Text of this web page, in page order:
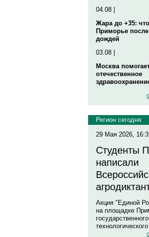
04.08 |
Жара до +35:
Приморье
дождей
03.08 |
Москва
отечественное
Регион сегодня
29 Мая 2026,
Студенты
написали
Акция "Единой
на площадке